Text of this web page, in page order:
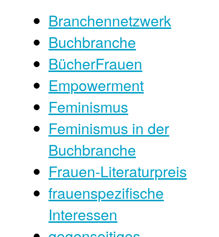
Branchennetzwerk
Buchbranche
BücherFrauen
Empowerment
Feminismus
Feminismus in der
Buchbranche
Frauen-Literaturpreis
frauenspezifische
Interessen